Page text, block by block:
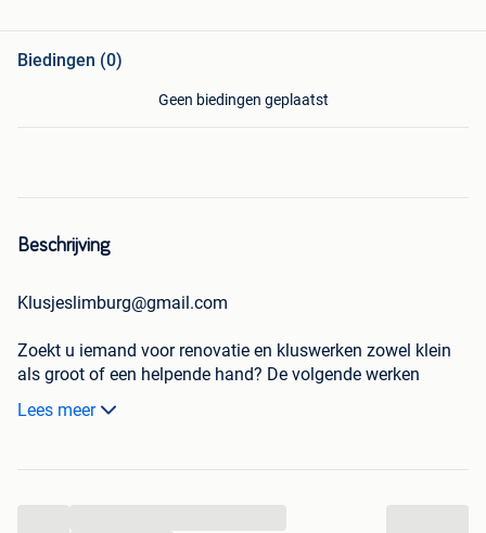
Beschrijving
Klusjeslimburg@gmail.com
Zoekt u iemand voor renovatie en kluswerken zowel klein
als groot of een helpende hand? De volgende werken
voeren wij uit:
Graafwerken rioleringen, zwembaden ,Enz...
Lees meer
Biedingen (0)
Geen biedingen geplaatst